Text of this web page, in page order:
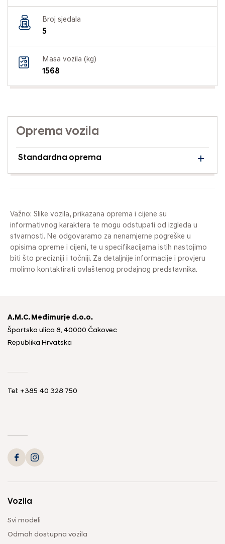
Broj sjedala
5
Masa vozila (kg)
1568
Oprema vozila
Standardna oprema
Važno: Slike vozila, prikazana oprema i cijene su
informativnog karaktera te mogu odstupati od izgleda u
stvarnosti. Ne odgovaramo za nenamjerne pogreške u
opisima opreme i cijeni, te u specifikacijama istih nastojimo
biti što precizniji i točniji. Za detaljnije informacije i provjeru
molimo kontaktirati ovlaštenog prodajnog predstavnika.
A.M.C. Međimurje d.o.o.
Športska ulica 8, 40000 Čakovec
Republika Hrvatska
Tel: +385 40 328 750
Vozila
Svi modeli
Odmah dostupna vozila